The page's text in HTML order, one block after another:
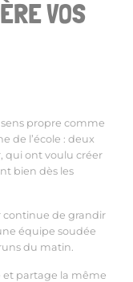
VOS
propre comme
de l’école : deux
qui ont voulu créer
bien dès les
continue de grandir
équipe soudée
du matin.
et partage la même